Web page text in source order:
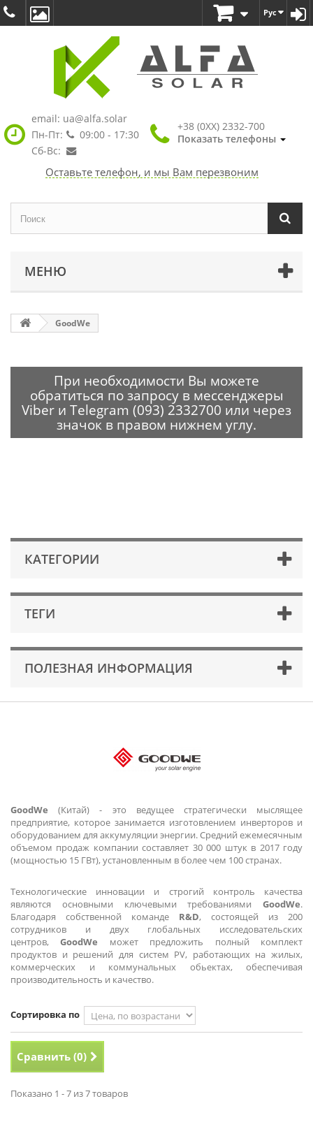
Рус
email: ua@alfa.solar
Пн-Пт:
09:00 - 17:30
Сб-Вс:
+38 (0XX) 2332-700
Показать телефоны
Оставьте телефон, и мы Вам перезвоним
МЕНЮ
GoodWe
При необходимости Вы можете
обратиться по запросу в мессенджеры
Viber и Telegram (093) 2332700 или через
значок в правом нижнем углу.
КАТЕГОРИИ
ТЕГИ
ПОЛЕЗНАЯ ИНФОРМАЦИЯ
GoodWe (Китай) - это ведущее стратегически мыслящее
предприятие, которое занимается изготовлением инверторов и
оборудованием для аккумуляции энергии. Средний ежемесячным
объемом продаж компании составляет 30 000 штук в 2017 году
(мощностью 15 ГВт), установленным в более чем 100 странах.
Технологические инновации и строгий контроль качества
являются основными ключевыми требованиями GoodWe.
Благодаря собственной команде R&D, состоящей из 200
сотрудников и двух глобальных исследовательских
центров,GoodWe может предложить полный комплект
продуктов и решений для систем PV, работающих на жилых,
коммерческих и коммунальных обьектах, обеспечивая
производительность и качество.
Сортировка по
Сравнить (0)
Показано 1 - 7 из 7 товаров